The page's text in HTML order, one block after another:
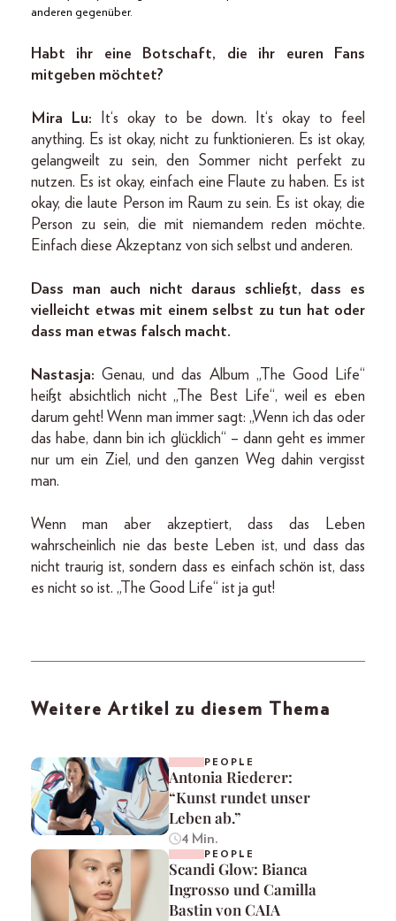
anderen gegenüber.
Habt ihr eine Botschaft, die ihr euren Fans
mitgeben möchtet?
Mira Lu: It‘s okay to be down. It‘s okay to feel
anything. Es ist okay, nicht zu funktionieren. Es ist okay,
gelangweilt zu sein, den Sommer nicht perfekt zu
nutzen. Es ist okay, einfach eine Flaute zu haben. Es ist
okay, die laute Person im Raum zu sein. Es ist okay, die
Person zu sein, die mit niemandem reden möchte.
Einfach diese Akzeptanz von sich selbst und anderen.
Dass man auch nicht daraus schließt, dass es
vielleicht etwas mit einem selbst zu tun hat oder
dass man etwas falsch macht.
Nastasja: Genau, und das Album „The Good Life“
heißt absichtlich nicht „The Best Life“, weil es eben
darum geht! Wenn man immer sagt: „Wenn ich das oder
das habe, dann bin ich glücklich“ – dann geht es immer
nur um ein Ziel, und den ganzen Weg dahin vergisst
man.
Wenn man aber akzeptiert, dass das Leben
wahrscheinlich nie das beste Leben ist, und dass das
nicht traurig ist, sondern dass es einfach schön ist, dass
es nicht so ist. „The Good Life“ ist ja gut!
Weitere Artikel zu diesem Thema
PEOPLE
Antonia Riederer:
“Kunst rundet unser
Leben ab.”
4 Min.
PEOPLE
Scandi Glow: Bianca
Ingrosso und Camilla
Bastin von CAIA